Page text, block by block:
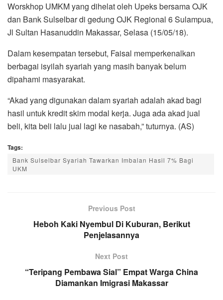
Worskhop UMKM yang dihelat oleh Upeks bersama OJK
dan Bank Sulselbar di gedung OJK Regional 6 Sulampua,
Jl Sultan Hasanuddin Makassar, Selasa (15/05/18).
Dalam kesempatan tersebut, Faisal memperkenalkan
berbagai isyilah syariah yang masih banyak belum
dipahami masyarakat.
“Akad yang digunakan dalam syariah adalah akad bagi
hasil untuk kredit skim modal kerja. Juga ada akad jual
beli, kita beli lalu jual lagi ke nasabah,” tuturnya. (AS)
Tags:
Bank Sulselbar Syariah Tawarkan Imbalan Hasil 7% Bagi
UKM
Previous Post
Heboh Kaki Nyembul Di Kuburan, Berikut
Penjelasannya
Next Post
“Teripang Pembawa Sial” Empat Warga China
Diamankan Imigrasi Makassar